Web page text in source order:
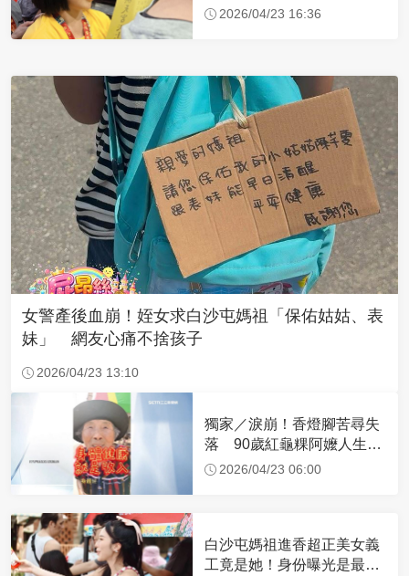
布忍尿5小時不喊累
2026/04/23 16:36
女警產後血崩！姪女求白沙屯媽祖「保佑姑姑、表
妹」 網友心痛不捨孩子
2026/04/23 13:10
獨家／淚崩！香燈腳苦尋失
落 90歲紅龜粿阿嬤人生謝
幕2026/04/23 06:00
白沙屯媽祖進香超正美女義
工竟是她！身份曝光是最美